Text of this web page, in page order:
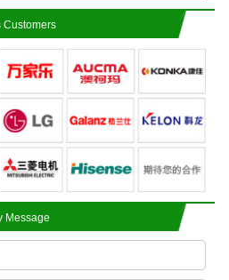
Customers
Message